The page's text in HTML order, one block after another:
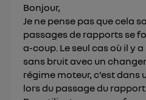
Bonjour,
Je ne pense pas que cela
passages de rapports se
a-coup. Le seul cas où il y
sans bruit avec un
régime moteur, c'est dans
lors du passage du
uniquement sur la navigation
Vous pouvez à tout
consentement sur
le
") ou via la page « gérer
Pour plus
Politique